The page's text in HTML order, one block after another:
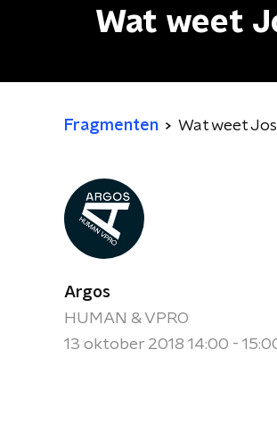
Wat weet
Fragmenten Wat weet
Argos
HUMAN & VPRO
13 oktober 2018 14:00 -